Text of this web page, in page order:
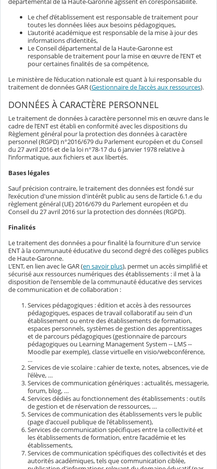
Le chef d’établissement est responsable de traitement pour
toutes les données liées aux besoins pédagogiques,
L’autorité académique est responsable de la mise à jour des
informations d’identités,
Le Conseil départemental de la Haute-Garonne est
responsable de traitement pour la mise en œuvre de l’ENT et
pour certaines finalités de sa compétence,
Le ministère de l’éducation nationale est quant à lui responsable du
traitement de données GAR (Gestionnaire de l’accès aux ressources).
DONNÉES À CARACTÈRE PERSONNEL
Le traitement de données à caractère personnel mis en œuvre dans le
cadre de l’ENT est établi en conformité avec les dispositions du
Règlement général pour la protection des données à caractère
personnel (RGPD) n°2016/679 du Parlement européen et du Conseil
du 27 avril 2016 et de la loi n°78-17 du 6 janvier 1978 relative à
l’informatique, aux fichiers et aux libertés.
Bases légales
Sauf précision contraire, le traitement des données est fondé sur
l’exécution d'une mission d'intérêt public au sens de l’article 6.1.e du
règlement général (UE) 2016/679 du Parlement européen et du
Conseil du 27 avril 2016 sur la protection des données (RGPD).
Finalités
Le traitement des données a pour finalité la fourniture d'un service
ENT à la communauté éducative du second degré des collèges publics
de Haute-Garonne.
L’ENT, en lien avec le GAR (en savoir plus), permet un accès simplifié et
sécurisé aux ressources numériques des établissements : il met à la
disposition de l'ensemble de la communauté éducative des services
de communication et de collaboration :
Services pédagogiques : édition et accès à des ressources
pédagogiques, espaces de travail collaboratif au sein d'un
établissement ou entre des établissements de formation,
espaces personnels, systèmes de gestion des apprentissages
et de parcours pédagogiques (gestionnaire de parcours
pédagogiques ou Learning Management System -- LMS --
Moodle par exemple), classe virtuelle en visio/webconférence,
…
Services de vie scolaire : cahier de texte, notes, absences, vie de
l'élève, …
Services de communication génériques : actualités, messagerie,
forum, blog, …
Services dédiés au fonctionnement des établissements : outils
de gestion et de réservation de ressources, …
Services de communication des établissements vers le public
(page d'accueil publique de l'établissement),
Services de communication spécifiques entre la collectivité et
les établissements de formation, entre l’académie et les
établissements,
Services de communication spécifiques des collectivités et des
autorités académiques, tels que communication ciblée,